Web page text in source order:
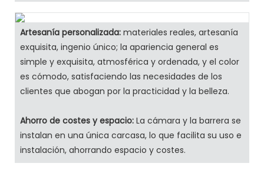
Artesanía personalizada:materiales reales, artesanía
exquisita, ingenio único; la apariencia general es
simple y exquisita, atmosférica y ordenada, y el color
es cómodo, satisfaciendo las necesidades de los
clientes que abogan por la practicidad y la belleza.
Ahorro de costes y espacio:La cámara y la barrera se
instalan en una única carcasa, lo que facilita su uso e
instalación, ahorrando espacio y costes.